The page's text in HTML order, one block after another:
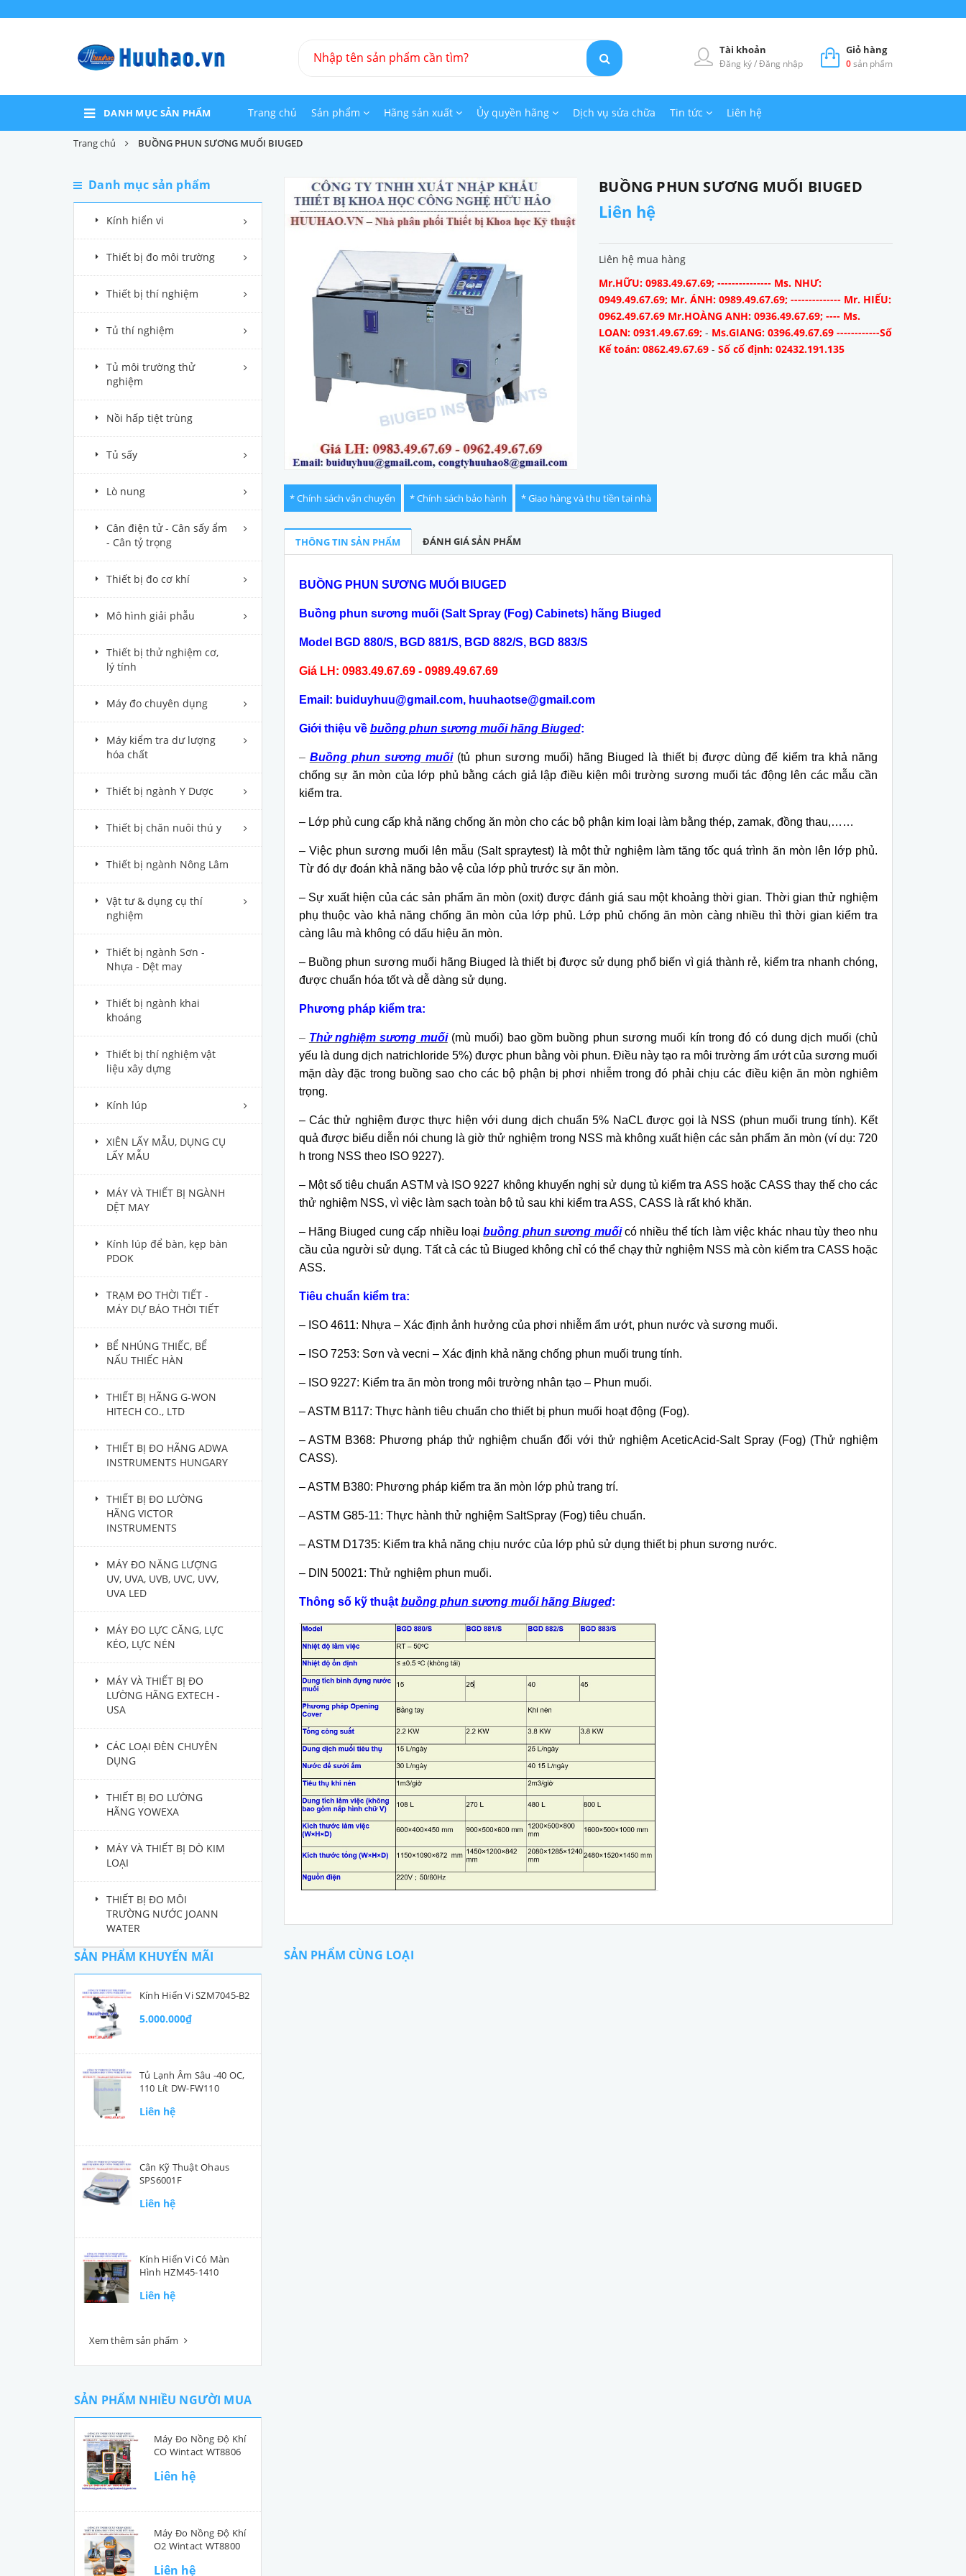
Giỏ hàng
0sản phẩm
Tài khoản
Đăng ký/Đăng nhập
DANH MỤC SẢN PHẨM Trang chủ Sản phẩm Hãng sản xuất Ủy quyền hãng Dịch vụ sửa chữa Tin tức Liên hệ
Trang chủ BUỒNG PHUN SƯƠNG MUỐI BIUGED
Danh mục sản phẩm
Kính hiển vi
Thiết bị đo môi trường
Thiết bị thí nghiệm
Tủ thí nghiệm
Tủ môi trường thử
nghiệm
Nồi hấp tiệt trùng
Tủ sấy
Lò nung
Cân điện tử - Cân sấy ẩm
- Cân tỷ trọng
Thiết bị đo cơ khí
Mô hình giải phẫu
Thiết bị thử nghiệm cơ,
lý tính
Máy đo chuyên dụng
Máy kiểm tra dư lượng
hóa chất
Thiết bị ngành Y Dược
Thiết bị chăn nuôi thú y
Thiết bị ngành Nông Lâm
Vật tư & dụng cụ thí
nghiệm
Thiết bị ngành Sơn -
Nhựa - Dệt may
Thiết bị ngành khai
khoáng
Thiết bị thí nghiệm vật
liệu xây dựng
Kính lúp
XIÊN LẤY MẪU, DỤNG CỤ
LẤY MẪU
MÁY VÀ THIẾT BỊ NGÀNH
DỆT MAY
Kính lúp để bàn, kẹp bàn
PDOK
TRẠM ĐO THỜI TIẾT -
MÁY DỰ BÁO THỜI TIẾT
BỂ NHÚNG THIẾC, BỂ
NẤU THIẾC HÀN
THIẾT BỊ HÃNG G-WON
HITECH CO., LTD
THIẾT BỊ ĐO HÃNG ADWA
INSTRUMENTS HUNGARY
THIẾT BỊ ĐO LƯỜNG
HÃNG VICTOR
INSTRUMENTS
MÁY ĐO NĂNG LƯỢNG
UV, UVA, UVB, UVC, UVV,
UVA LED
MÁY ĐO LỰC CĂNG, LỰC
KÉO, LỰC NÉN
MÁY VÀ THIẾT BỊ ĐO
LƯỜNG HÃNG EXTECH -
USA
CÁC LOẠI ĐÈN CHUYÊN
DỤNG
THIẾT BỊ ĐO LƯỜNG
HÃNG YOWEXA
MÁY VÀ THIẾT BỊ DÒ KIM
LOẠI
THIẾT BỊ ĐO MÔI
TRƯỜNG NƯỚC JOANN
WATER
SẢN PHẨM KHUYẾN MÃI
Kính Hiển Vi SZM7045-B2
5.000.000₫
Tủ Lạnh Âm Sâu -40 OC,
110 Lít DW-FW110
Liên hệ
Cân Kỹ Thuật Ohaus
SPS6001F
Liên hệ
Kính Hiển Vi Có Màn
Hình HZM45-1410
Liên hệ
Xem thêm sản phẩm
SẢN PHẨM NHIỀU NGƯỜI MUA
Máy Đo Nồng Độ Khí
CO Wintact WT8806
Liên hệ
Máy Đo Nồng Độ Khí
O2 Wintact WT8800
Liên hệ
BUỒNG PHUN SƯƠNG MUỐI BIUGED
Liên hệ
Liên hệ mua hàng
Mr.HỮU: 0983.49.67.69; --------------- Ms. NHƯ:
0949.49.67.69; Mr. ÁNH: 0989.49.67.69; -------------- Mr. HIẾU:
0962.49.67.69 Mr.HOÀNG ANH: 0936.49.67.69; ---- Ms.
LOAN: 0931.49.67.69; - Ms.GIANG: 0396.49.67.69 ------------Số
Kế toán: 0862.49.67.69 -Số cố định: 02432.191.135
* Chính sách vận chuyển * Chính sách bảo hành * Giao hàng và thu tiền tại nhà
THÔNG TIN SẢN PHẨM ĐÁNH GIÁ SẢN PHẨM
BUỒNG PHUN SƯƠNG MUỐI BIUGED
Buồng phun sương muối (Salt Spray (Fog) Cabinets) hãng Biuged
Model BGD 880/S, BGD 881/S, BGD 882/S, BGD 883/S
Giá LH: 0983.49.67.69 - 0989.49.67.69
Email: buiduyhuu@gmail.com, huuhaotse@gmail.com
Giới thiệu về buồng phun sương muối hãng Biuged:
– Buồng phun sương muối (tủ phun sương muối) hãng Biuged là thiết bị được dùng để kiểm tra khả năng
chống sự ăn mòn của lớp phủ bằng cách giả lập điều kiện môi trường sương muối tác động lên các mẫu cần
kiểm tra.
– Lớp phủ cung cấp khả năng chống ăn mòn cho các bộ phận kim loại làm bằng thép, zamak, đồng thau,……
– Việc phun sương muối lên mẫu (Salt spraytest) là một thử nghiệm làm tăng tốc quá trình ăn mòn lên lớp phủ.
Từ đó dự đoán khả năng bảo vệ của lớp phủ trước sự ăn mòn.
– Sự xuất hiện của các sản phẩm ăn mòn (oxit) được đánh giá sau một khoảng thời gian. Thời gian thử nghiệm
phụ thuộc vào khả năng chống ăn mòn của lớp phủ. Lớp phủ chống ăn mòn càng nhiều thì thời gian kiểm tra
càng lâu mà không có dấu hiệu ăn mòn.
– Buồng phun sương muối hãng Biuged là thiết bị được sử dụng phổ biến vì giá thành rẻ, kiểm tra nhanh chóng,
được chuẩn hóa tốt và dễ dàng sử dụng.
Phương pháp kiểm tra:
– Thử nghiệm sương muối (mù muối) bao gồm buồng phun sương muối kín trong đó có dung dịch muối (chủ
yếu là dung dịch natrichloride 5%) được phun bằng vòi phun. Điều này tạo ra môi trường ẩm ướt của sương muối
mặn dày đặc trong buồng sao cho các bộ phận bị phơi nhiễm trong đó phải chịu các điều kiện ăn mòn nghiêm
trọng.
– Các thử nghiệm được thực hiện với dung dịch chuẩn 5% NaCL được gọi là NSS (phun muối trung tính). Kết
quả được biểu diễn nói chung là giờ thử nghiệm trong NSS mà không xuất hiện các sản phẩm ăn mòn (ví dụ: 720
h trong NSS theo ISO 9227).
– Một số tiêu chuẩn ASTM và ISO 9227 không khuyến nghị sử dụng tủ kiểm tra ASS hoặc CASS thay thế cho các
thử nghiệm NSS, vì việc làm sạch toàn bộ tủ sau khi kiểm tra ASS, CASS là rất khó khăn.
– Hãng Biuged cung cấp nhiều loại buồng phun sương muối có nhiều thể tích làm việc khác nhau tùy theo nhu
cầu của người sử dụng. Tất cả các tủ Biuged không chỉ có thể chạy thử nghiệm NSS mà còn kiểm tra CASS hoặc
ASS.
Tiêu chuẩn kiểm tra:
– ISO 4611: Nhựa – Xác định ảnh hưởng của phơi nhiễm ẩm ướt, phun nước và sương muối.
– ISO 7253: Sơn và vecni – Xác định khả năng chống phun muối trung tính.
– ISO 9227: Kiểm tra ăn mòn trong môi trường nhân tạo – Phun muối.
– ASTM B117: Thực hành tiêu chuẩn cho thiết bị phun muối hoạt động (Fog).
– ASTM B368: Phương pháp thử nghiệm chuẩn đối với thử nghiệm AceticAcid-Salt Spray (Fog) (Thử nghiệm
CASS).
– ASTM B380: Phương pháp kiểm tra ăn mòn lớp phủ trang trí.
– ASTM G85-11: Thực hành thử nghiệm SaltSpray (Fog) tiêu chuẩn.
– ASTM D1735: Kiểm tra khả năng chịu nước của lớp phủ sử dụng thiết bị phun sương nước.
– DIN 50021: Thử nghiệm phun muối.
Thông số kỹ thuật buồng phun sương muối hãng Biuged:
SẢN PHẨM CÙNG LOẠI